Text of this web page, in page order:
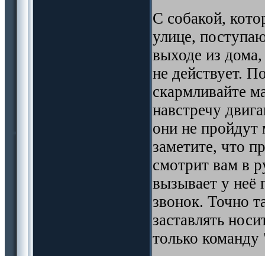
С собакой,
улице,
выходе из
не действует.
скармливайте
навстречу
они не пройдут
заметите, что
смотрит вам в
вызывает у неё
звонок. Точно
заставлять
только